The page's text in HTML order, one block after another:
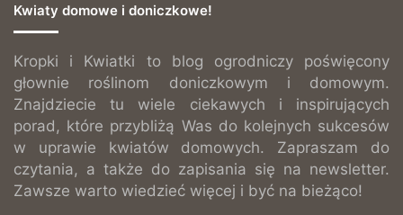
Kwiaty domowe i doniczkowe!
Kropki i Kwiatki to blog ogrodniczy poświęcony
głownie roślinom doniczkowym i domowym.
Znajdziecie tu wiele ciekawych i inspirujących
porad, które przybliżą Was do kolejnych sukcesów
w uprawie kwiatów domowych. Zapraszam do
czytania, a także do zapisania się na newsletter.
Zawsze warto wiedzieć więcej i być na bieżąco!